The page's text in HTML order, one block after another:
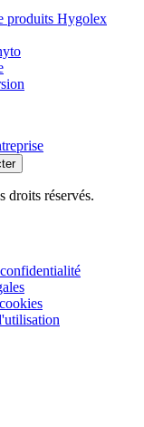
produits Hygolex
réservés.